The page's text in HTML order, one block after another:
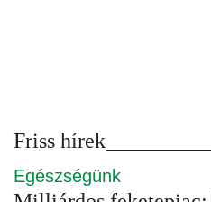
Friss hírek
Egészségünk